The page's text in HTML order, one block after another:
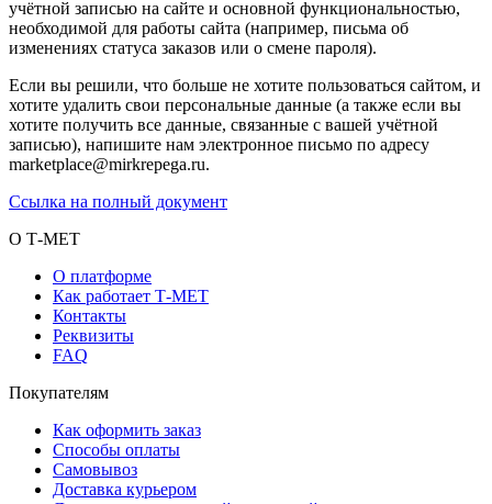
учётной записью на сайте и основной функциональностью,
необходимой для работы сайта (например, письма об
изменениях статуса заказов или о смене пароля).
Если вы решили, что больше не хотите пользоваться сайтом, и
хотите удалить свои персональные данные (а также если вы
хотите получить все данные, связанные с вашей учётной
записью), напишите нам электронное письмо по адресу
marketplace@mirkrepega.ru.
Ссылка на полный документ
О Т-МЕТ
О платформе
Как работает Т-МЕТ
Контакты
Реквизиты
FAQ
Покупателям
Как оформить заказ
Способы оплаты
Самовывоз
Доставка курьером